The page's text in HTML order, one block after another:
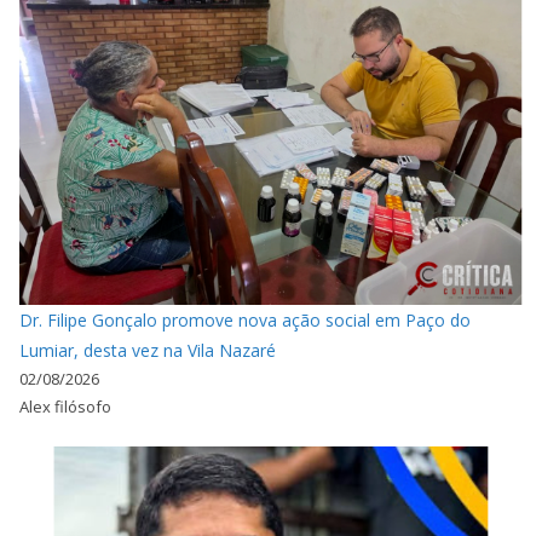
Dr. Filipe Gonçalo promove nova ação social em Paço do
Lumiar, desta vez na Vila Nazaré
02/08/2026
Alex filósofo